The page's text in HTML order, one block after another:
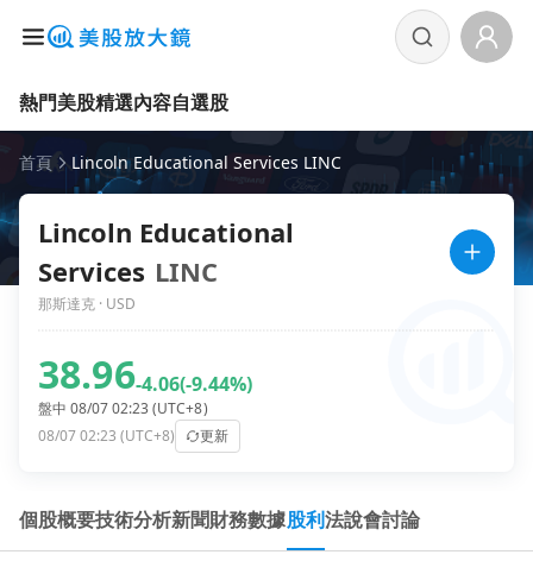
熱門美股精選內容自選股
首頁 Lincoln Educational Services LINC
Lincoln Educational
Services LINC
那斯達克 · USD
38.96-4.06(-9.44%)
盤中 08/07 02:23 (UTC+8)
08/07 02:23 (UTC+8)
更新
個股概要技術分析新聞財務數據股利法說會討論